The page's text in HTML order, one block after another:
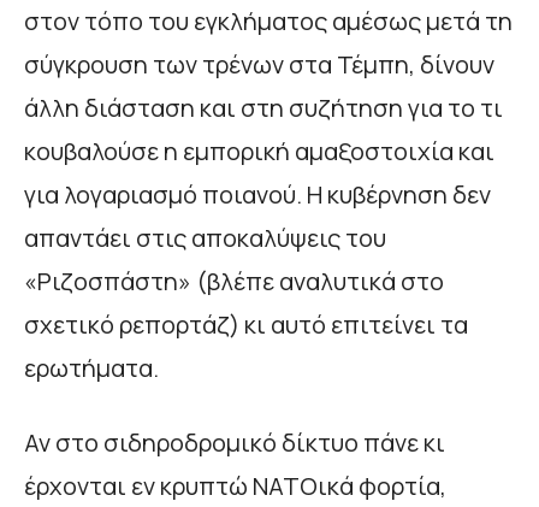
στον τόπο του εγκλήματος αμέσως μετά τη
σύγκρουση των τρένων στα Τέμπη, δίνουν
άλλη διάσταση και στη συζήτηση για το τι
κουβαλούσε η εμπορική αμαξοστοιχία και
για λογαριασμό ποιανού. Η κυβέρνηση δεν
απαντάει στις αποκαλύψεις του
«Ριζοσπάστη» (βλέπε αναλυτικά στο
σχετικό ρεπορτάζ) κι αυτό επιτείνει τα
ερωτήματα.
Αν στο σιδηροδρομικό δίκτυο πάνε κι
έρχονται εν κρυπτώ ΝΑΤΟικά φορτία,